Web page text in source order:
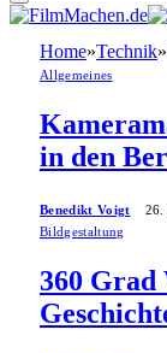
Home»Technik»
Allgemeines
in den
Benedikt Voigt 26.
Bildgestaltung
360 Grad